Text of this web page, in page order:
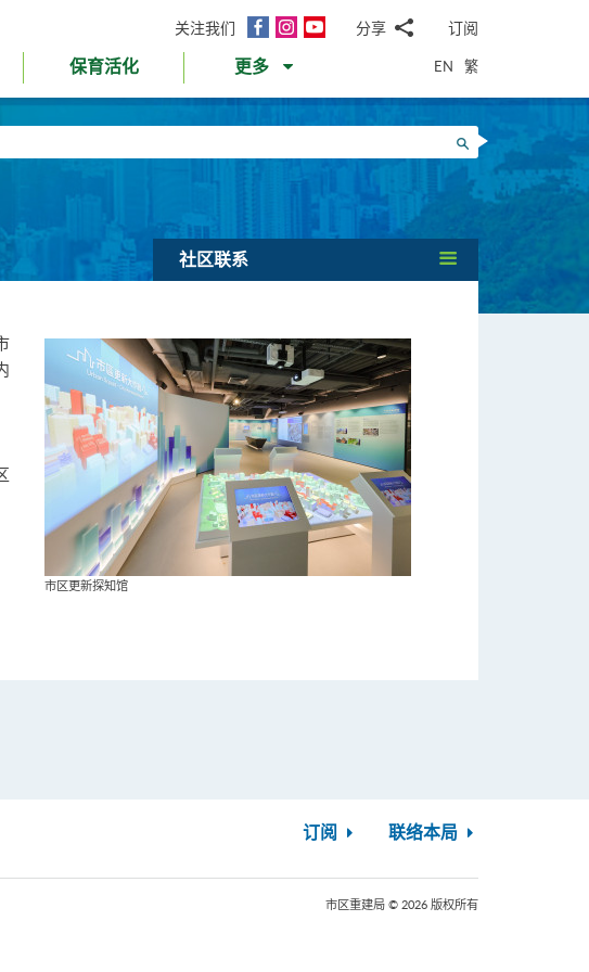
关注我们
面
InstagramYouTube分享
邮WhatsApp
微
信
面
书Twitter
LinkedIn
微
订阅
保育活化 更多 EN 繁
搜寻
社区联系
市区更新探知馆
订阅 联络本局
市区重建局 © 2026 版权所有